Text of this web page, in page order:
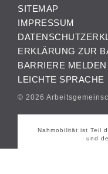
SITEMAP
IMPRESSUM
ERKLÄRUNG ZUR
BARRIERE MELDEN
LEICHTE SPRACHE
© 2026
Nahmobilität ist Teil
und